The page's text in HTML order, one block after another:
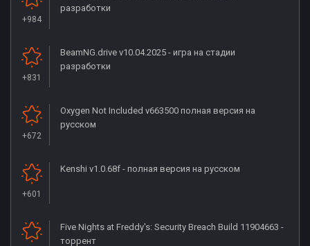
+984
разработки
+831
BeamNG.drive v10.04.2025 - игра на стадии
разработки
+672
Oxygen Not Included v663500 полная версия на
русском
+601
Kenshi v1.0.68f - полная версия на русском
Five Nights at Freddy's: Security Breach Build 11904663 -
торрент